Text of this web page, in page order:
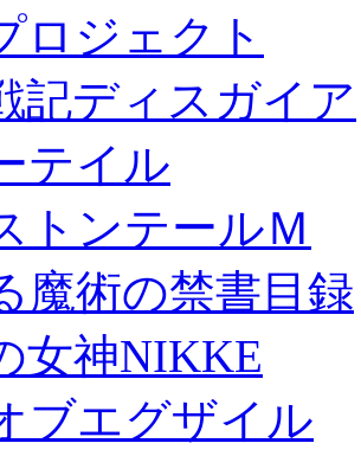
ロジェクト
記ディスガイア
テイル
トンテールＭ
魔術の禁書目録
女神NIKKE
ブエグザイル